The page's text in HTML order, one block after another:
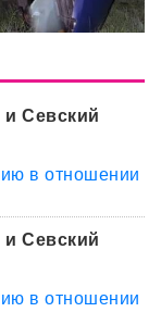
Севский
в отношении
Севский
в отношении